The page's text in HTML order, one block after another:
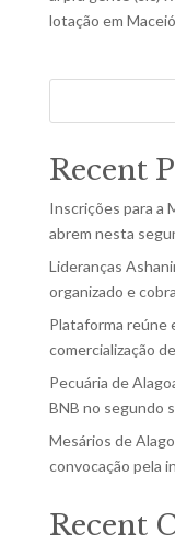
lotação em
Recent
Inscrições para a
abrem nesta
Lideranças
organizado e
Plataforma reúne
comercialização
Pecuária de
BNB no segundo
Mesários de
convocação pela
Recent